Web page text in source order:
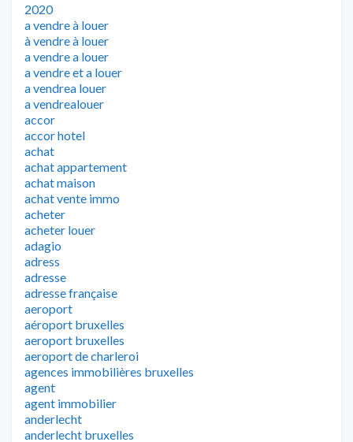
2020
a vendre à louer
à vendre à louer
a vendre a louer
a vendre et a louer
a vendrea louer
a vendrealouer
accor
accor hotel
achat
achat appartement
achat maison
achat vente immo
acheter
acheter louer
adagio
adress
adresse
adresse française
aeroport
aéroport bruxelles
aeroport bruxelles
aeroport de charleroi
agences immobilières bruxelles
agent
agent immobilier
anderlecht
anderlecht bruxelles